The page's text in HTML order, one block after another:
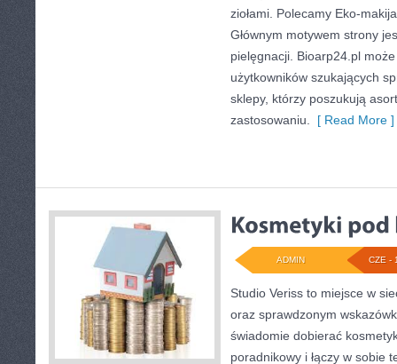
ziołami. Polecamy Eko-
Głównym motywem strony
pielęgnacji. Bioarp24.pl
użytkowników szukających
sklepy, którzy poszukują
zastosowaniu.
[ Read More ]
CZE -
ADMIN
Studio Veriss to miejsce w
oraz sprawdzonym
świadomie dobierać
poradnikowy i łączy w sobie